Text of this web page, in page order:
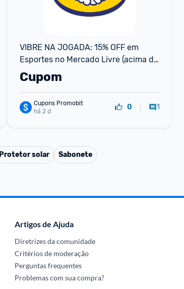
VIBRE NA JOGADA: 15% OFF em
Esportes no Mercado Livre (acima de
R$59) com cupom
Cupom
Cupons Promobit
há 2 d
0 1
Protetor solar Sabonete
Artigos de Ajuda
Diretrizes da comunidade
Critérios de moderação
Perguntas frequentes
Problemas com sua compra?